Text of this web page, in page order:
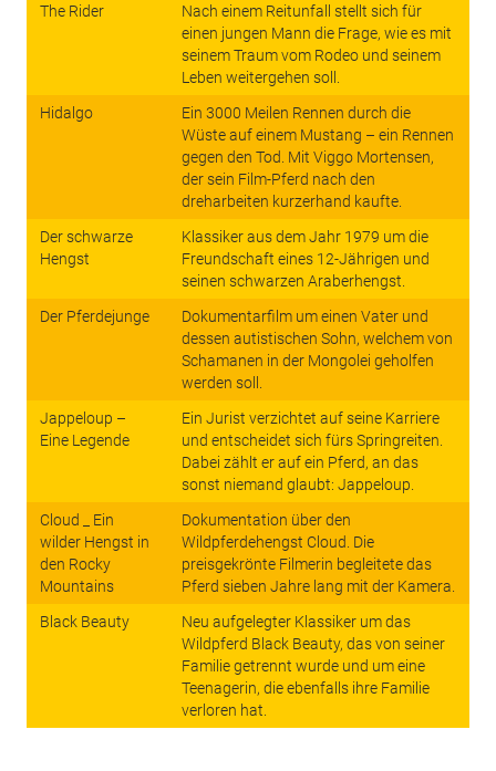
The Rider
Nach einem Reitunfall stellt sich für
einen jungen Mann die Frage, wie es mit
seinem Traum vom Rodeo und seinem
Leben weitergehen soll.
Hidalgo
Ein 3000 Meilen Rennen durch die
Wüste auf einem Mustang – ein Rennen
gegen den Tod. Mit Viggo Mortensen,
der sein Film-Pferd nach den
dreharbeiten kurzerhand kaufte.
Der schwarze
Hengst
Klassiker aus dem Jahr 1979 um die
Freundschaft eines 12-Jährigen und
seinen schwarzen Araberhengst.
Der Pferdejunge
Dokumentarfilm um einen Vater und
dessen autistischen Sohn, welchem von
Schamanen in der Mongolei geholfen
werden soll.
Jappeloup –
Eine Legende
Ein Jurist verzichtet auf seine Karriere
und entscheidet sich fürs Springreiten.
Dabei zählt er auf ein Pferd, an das
sonst niemand glaubt: Jappeloup.
Cloud _ Ein
wilder Hengst in
den Rocky
Mountains
Dokumentation über den
Wildpferdehengst Cloud. Die
preisgekrönte Filmerin begleitete das
Pferd sieben Jahre lang mit der Kamera.
Black Beauty
Neu aufgelegter Klassiker um das
Wildpferd Black Beauty, das von seiner
Familie getrennt wurde und um eine
Teenagerin, die ebenfalls ihre Familie
verloren hat.